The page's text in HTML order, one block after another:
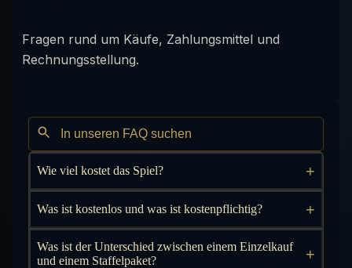
Fragen rund um Käufe, Zahlungsmittel und
Rechnungsstellung.
Wie viel kostet das Spiel? +
Was ist kostenlos und was ist kostenpflichtig? +
Was ist der Unterschied zwischen einem Einzelkauf
und einem Staffelpaket?
+